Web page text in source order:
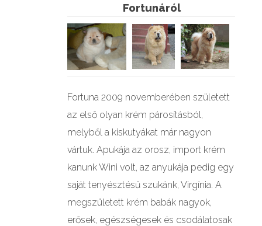
Fortunáról
Fortuna 2009 novemberében született
az első olyan krém párosításból,
melyből a kiskutyákat már nagyon
vártuk. Apukája az orosz, import krém
kanunk Wini volt, az anyukája pedig egy
saját tenyésztésű szukánk, Virgínia. A
megszületett krém babák nagyok,
erősek, egészségesek és csodálatosak